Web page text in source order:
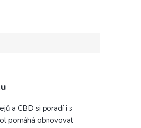
a CBD si poradí i s
pomáhá obnovovat